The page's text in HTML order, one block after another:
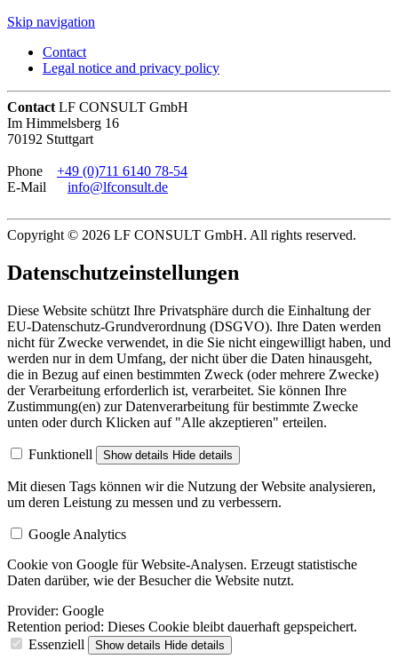
Skip navigation
Contact
Legal notice and privacy policy
Contact LF CONSULT GmbH
Im Himmelsberg 16
70192 Stuttgart
Phone +49 (0)711 6140 78-54
E-Mail info@lfconsult.de
Copyright © 2026 LF CONSULT GmbH. All rights reserved.
Datenschutzeinstellungen
Diese Website schützt Ihre Privatsphäre durch die Einhaltung der
EU-Datenschutz-Grundverordnung (DSGVO). Ihre Daten werden
nicht für Zwecke verwendet, in die Sie nicht eingewilligt haben, und
werden nur in dem Umfang, der nicht über die Daten hinausgeht,
die in Bezug auf einen bestimmten Zweck (oder mehrere Zwecke)
der Verarbeitung erforderlich ist, verarbeitet. Sie können Ihre
Zustimmung(en) zur Datenverarbeitung für bestimmte Zwecke
unten oder durch Klicken auf "Alle akzeptieren" erteilen.
Funktionell Show details Hide details
Mit diesen Tags können wir die Nutzung der Website analysieren,
um deren Leistung zu messen und zu verbessern.
Google Analytics
Cookie von Google für Website-Analysen. Erzeugt statistische
Daten darüber, wie der Besucher die Website nutzt.
Provider: Google
Retention period: Dieses Cookie bleibt dauerhaft gepspeichert.
Essenziell
Show details Hide details